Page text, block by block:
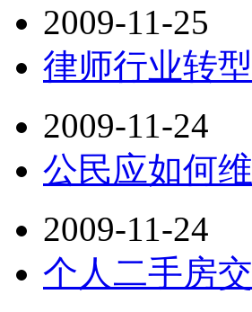
2009-11-25
律师行业转
2009-11-24
公民应如何
2009-11-24
个人二手房